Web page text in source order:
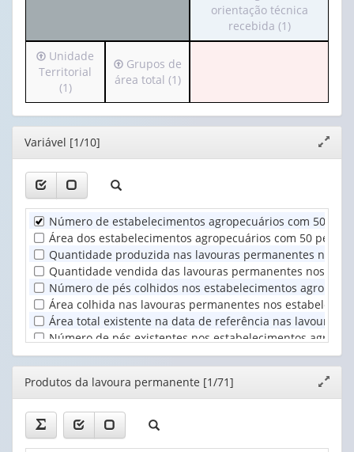
1
valor):
(possui
apenas
1
da
para
o
cabeçalho
valor):
orientação técnica
recebida (1)
Irá
para
cabeçalho
(possui
apenas
1
Unidade
Territorial
(1)
Unidade
Territorial
(1)
Irá
para
(possui
1
Grupos
de
área
total
(1)
Grupos de
área total (1)
Editor
janela
Variável [1/10]
Número de estabelecimentos agropecuários com 50
Área dos estabelecimentos agropecuários com 50 pés e
Quantidade produzida nas lavouras permanentes nos
Quantidade vendida das lavouras permanentes nos
Número de pés colhidos nos estabelecimentos
Área colhida nas lavouras permanentes nos
Área total existente na data de referência nas lavouras
Número de pés existentes nos estabelecimentos
Número de estabelecimentos agropecuários com
Número de pés existentes nos estabelecimentos
Editor
janela
Produtos da lavoura permanente [1/71]